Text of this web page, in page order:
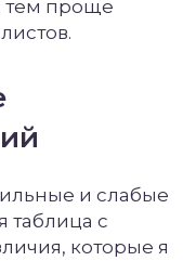
тем проще
и слабые
с
которые я